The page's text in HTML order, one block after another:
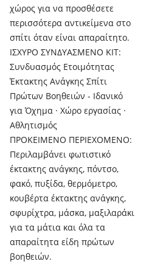
χώρος για να προσθέσετε
περισσότερα αντικείμενα στο
σπίτι όταν είναι απαραίτητο.
ΙΣΧΥΡΟ ΣΥΝΔΥΑΣΜΕΝΟ ΚΙΤ:
Συνδυασμός Ετοιμότητας
Έκτακτης Ανάγκης Σπίτι
Πρώτων Βοηθειών - Ιδανικό
για Όχημα · Χώρο εργασίας ·
Αθλητισμός
ΠΡΟΚΕΙΜΕΝΟ ΠΕΡΙΕΧΟΜΕΝΟ:
Περιλαμβάνει φωτιστικό
έκτακτης ανάγκης, πόντσο,
φακό, πυξίδα, θερμόμετρο,
κουβέρτα έκτακτης ανάγκης,
σφυρίχτρα, μάσκα, μαξιλαράκι
για τα μάτια και όλα τα
απαραίτητα είδη πρώτων
βοηθειών.